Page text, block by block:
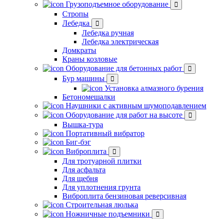
Грузоподъемное оборудование
Стропы
Лебедка
Лебедка ручная
Лебедка электрическая
Домкраты
Краны козловые
Оборудование для бетонных работ
Бур машины
Установка алмазного бурения
Бетономешалки
Наушники с активным шумоподавлением
Оборудование для работ на высоте
Вышка-тура
Портативный вибратор
Биг-бэг
Виброплита
Для тротуарной плитки
Для асфальта
Для щебня
Для уплотнения грунта
Виброплита бензиновая реверсивная
Строительная люлька
Ножничные подъемники